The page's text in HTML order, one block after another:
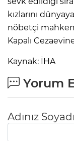
kızlarını
nöbetçi
Kapalı
Kaynak: İHA
Yorum
Adınız